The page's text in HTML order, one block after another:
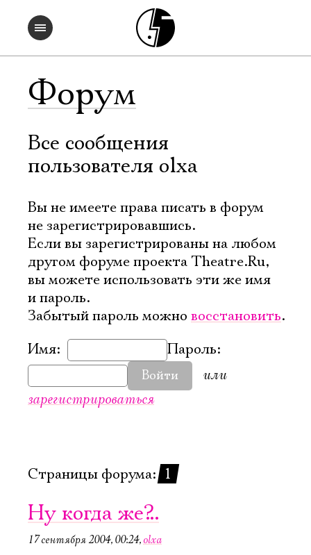
Форум
Все сообщения
пользователя olxa
Вы не имеете права писать в форум
не зарегистрировавшись.
Если вы зарегистрированы на любом
другом форуме проекта Theatre.Ru,
вы можете использовать эти же имя
и пароль.
Забытый пароль можно восстановить.
Имя:
Пароль:
Войти
или
зарегистрироваться
Страницы форума: 1
Ну когда же?..
17 сентября 2004, 00:24, olxa